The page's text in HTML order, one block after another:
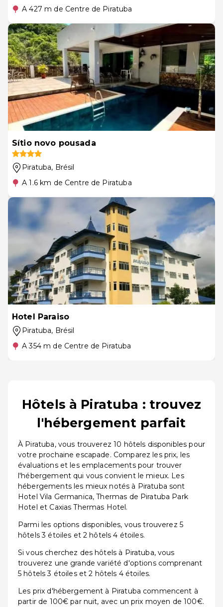
A 427 m de Centre de Piratuba
Sítio novo pousada
Piratuba, Brésil
A 1.6 km de Centre de Piratuba
Hotel Paraiso
Piratuba, Brésil
A 354 m de Centre de Piratuba
Hôtels à Piratuba : trouvez
l'hébergement parfait
À Piratuba, vous trouverez 10 hôtels disponibles pour
votre prochaine escapade. Comparez les prix, les
évaluations et les emplacements pour trouver
l'hébergement qui vous convient le mieux. Les
hébergements les mieux notés à Piratuba sont
Hotel Vila Germanica, Thermas de Piratuba Park
Hotel et Caxias Thermas Hotel.
Parmi les options disponibles, vous trouverez 5
hôtels 3 étoiles et 2 hôtels 4 étoiles.
Si vous cherchez des hôtels à Piratuba, vous
trouverez une grande variété d'options comprenant
5 hôtels 3 étoiles et 2 hôtels 4 étoiles.
Les prix d'hébergement à Piratuba commencent à
partir de 100€ par nuit, avec un prix moyen de 100€.